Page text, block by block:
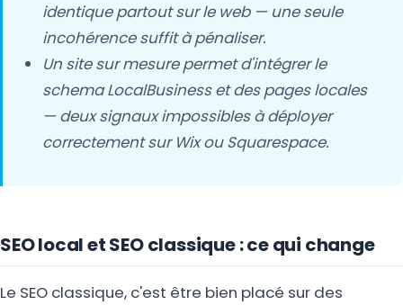
identique partout sur le web — une seule
incohérence suffit à pénaliser.
Un site sur mesure permet d'intégrer le
schema LocalBusiness et des pages locales
— deux signaux impossibles à déployer
correctement sur Wix ou Squarespace.
SEO local et SEO classique : ce qui change
Le SEO classique, c'est être bien placé sur des